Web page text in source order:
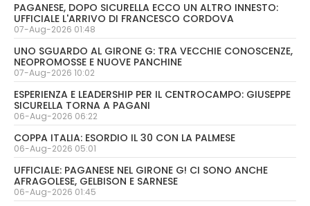
PAGANESE, DOPO SICURELLA ECCO UN ALTRO INNESTO:
UFFICIALE L'ARRIVO DI FRANCESCO CORDOVA
07-Aug-2026 01:48
UNO SGUARDO AL GIRONE G: TRA VECCHIE CONOSCENZE,
NEOPROMOSSE E NUOVE PANCHINE
07-Aug-2026 10:02
ESPERIENZA E LEADERSHIP PER IL CENTROCAMPO: GIUSEPPE
SICURELLA TORNA A PAGANI
06-Aug-2026 06:22
COPPA ITALIA: ESORDIO IL 30 CON LA PALMESE
06-Aug-2026 05:01
UFFICIALE: PAGANESE NEL GIRONE G! CI SONO ANCHE
AFRAGOLESE, GELBISON E SARNESE
06-Aug-2026 01:45